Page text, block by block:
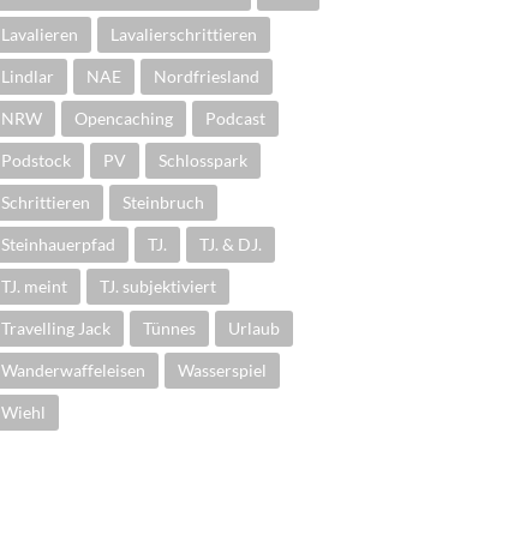
Lavalieren Lavalierschrittieren
Lindlar NAE Nordfriesland
NRW Opencaching Podcast
Podstock PV Schlosspark
Schrittieren Steinbruch
Steinhauerpfad TJ. TJ. & DJ.
TJ. meint TJ. subjektiviert
Travelling Jack Tünnes Urlaub
Wanderwaffeleisen Wasserspiel
Wiehl